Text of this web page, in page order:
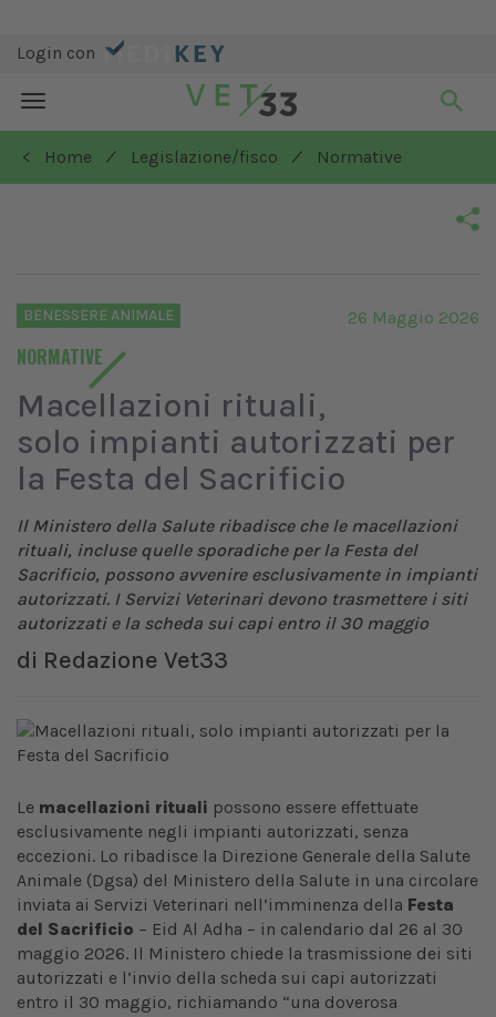
Login con
Toggle
navigation
< Home
/ Legislazione/fisco / Normative
BENESSERE ANIMALE
NORMATIVE
26 Maggio 2026
Macellazioni rituali,
solo impianti autorizzati per
la Festa del Sacrificio
Il Ministero della Salute ribadisce che le macellazioni
rituali, incluse quelle sporadiche per la Festa del
Sacrificio, possono avvenire esclusivamente in impianti
autorizzati. I Servizi Veterinari devono trasmettere i siti
autorizzati e la scheda sui capi entro il 30 maggio
di Redazione Vet33
Le macellazioni rituali possono essere effettuate
esclusivamente negli impianti autorizzati, senza
eccezioni. Lo ribadisce la Direzione Generale della Salute
Animale (Dgsa) del Ministero della Salute in una circolare
inviata ai Servizi Veterinari nell’imminenza della Festa
del Sacrificio – Eid Al Adha – in calendario dal 26 al 30
maggio 2026. Il Ministero chiede la trasmissione dei siti
autorizzati e l’invio della scheda sui capi autorizzati
entro il 30 maggio, richiamando “una doverosa